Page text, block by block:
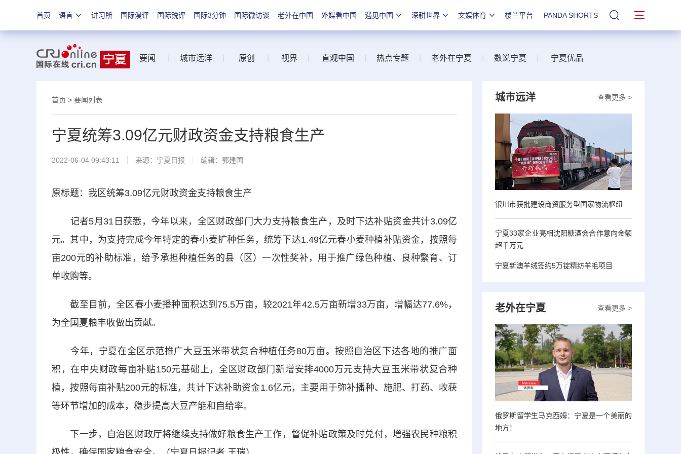
首页 语言 讲习所 国际漫评 国际锐评 国际3分钟 国际微访谈 老外在中国 外媒看中国 遇见中国 深耕世界 文娱体育 楼兰平台 PANDA SHORTS 站内搜索
要闻 城市远洋 原创 视界 直观中国 热点专题 老外在宁夏 数说宁夏 宁夏优品
首页 > 要闻列表
宁夏统筹3.09亿元财政资金支持粮食生产
2022-06-04 09:43:11 来源： 宁夏日报 编辑：郭建国
原标题：我区统筹3.09亿元财政资金支持粮食生产
记者5月31日获悉，今年以来，全区财政部门大力支持粮食生产，及时下达补贴资金共计3.09亿
元。其中，为支持完成今年特定的春小麦扩种任务，统筹下达1.49亿元春小麦种植补贴资金，按照每
亩200元的补助标准，给予承担种植任务的县（区）一次性奖补，用于推广绿色种植、良种繁育、订
单收购等。
截至目前，全区春小麦播种面积达到75.5万亩，较2021年42.5万亩新增33万亩，增幅达77.6%，
为全国夏粮丰收做出贡献。
今年，宁夏在全区示范推广大豆玉米带状复合种植任务80万亩。按照自治区下达各地的推广面
积，在中央财政每亩补贴150元基础上，全区财政部门新增安排4000万元支持大豆玉米带状复合种
植，按照每亩补贴200元的标准，共计下达补助资金1.6亿元，主要用于弥补播种、施肥、打药、收获
等环节增加的成本，稳步提高大豆产能和自给率。
下一步，自治区财政厅将继续支持做好粮食生产工作，督促补贴政策及时兑付，增强农民种粮积
查看更多 >
城市远洋
银川市获批建设商贸服务型国家物流枢纽
宁夏33家企业亮相沈阳糖酒会合作意向金额
超千万元
宁夏新澳羊绒签约5万锭精纺羊毛项目
查看更多 >
老外在宁夏
俄罗斯留学生马克西姆：宁夏是一个美丽的
地方！